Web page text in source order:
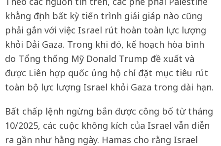
khẳng định bất kỳ tiến trình giải giáp nào cũng
phải gắn với việc Israel rút hoàn toàn lực lượng
khỏi Dải Gaza. Trong khi đó, kế hoạch hòa bình
do Tổng thống Mỹ Donald Trump đề xuất và
được Liên hợp quốc ủng hộ chỉ đặt mục tiêu rút
toàn bộ lực lượng Israel khỏi Gaza trong dài hạn.
Bất chấp lệnh ngừng bắn được công bố từ tháng
10/2025, các cuộc không kích của Israel vẫn diễn
ra gần như hằng ngày. Hamas cho rằng Israel